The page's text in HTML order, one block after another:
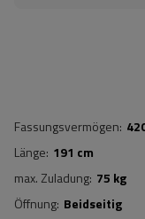
Fassungsvermögen
Länge 191 cm
max. Zuladung 75 kg
Öffnung Beidseitig